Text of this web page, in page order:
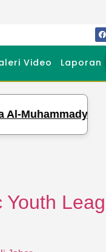
Video Laporan
Muhammady